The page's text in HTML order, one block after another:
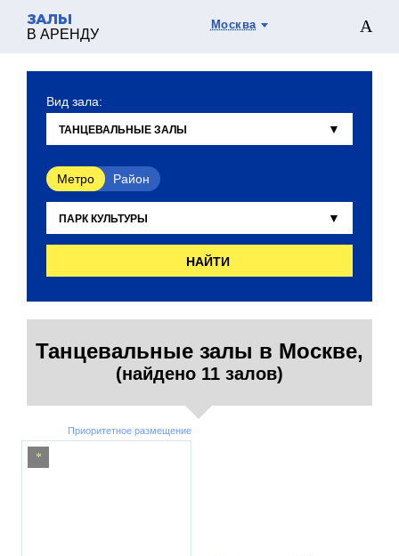
ЗАЛЫ
В АРЕНДУ
Москва
Вид зала:
Метро Район
НАЙТИ
Танцевальные залы в Москве,
(найдено 11 залов)
Приоритетное размещение